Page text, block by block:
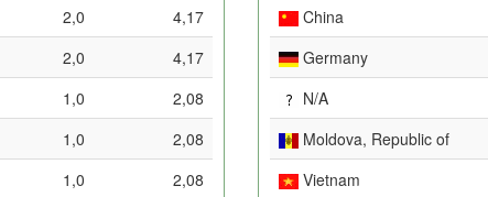
2,0
4,17
2,0
4,17
1,0
2,08
1,0
2,08
1,0
2,08
China
Germany
N/A
Moldova, Republic of
Vietnam